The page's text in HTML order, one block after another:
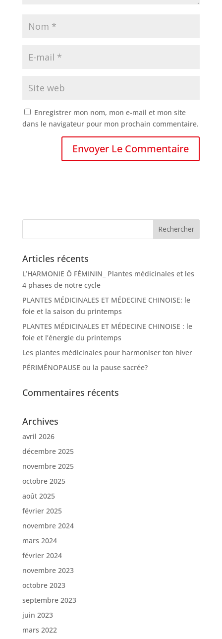
Enregistrer mon nom, mon e-mail et mon site
dans le navigateur pour mon prochain commentaire.
Articles récents
L’HARMONIE Ö FÉMININ_ Plantes médicinales et les
4 phases de notre cycle
PLANTES MÉDICINALES ET MÉDECINE CHINOISE: le
foie et la saison du printemps
PLANTES MÉDICINALES ET MÉDECINE CHINOISE : le
foie et l’énergie du printemps
Les plantes médicinales pour harmoniser ton hiver
PÉRIMÉNOPAUSE ou la pause sacrée?
Commentaires récents
Archives
avril 2026
décembre 2025
novembre 2025
octobre 2025
août 2025
février 2025
novembre 2024
mars 2024
février 2024
novembre 2023
octobre 2023
septembre 2023
juin 2023
mars 2022